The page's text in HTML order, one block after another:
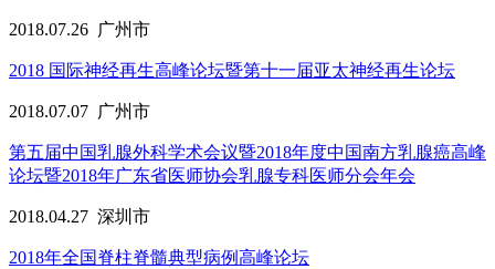
2018.07.26 广州市
2018 国际神经再生高峰论坛暨第十一届亚太神经再生论坛
2018.07.07 广州市
第五届中国乳腺外科学术会议暨2018年度中国南方乳腺癌高峰
论坛暨2018年广东省医师协会乳腺专科医师分会年会
2018.04.27 深圳市
2018年全国脊柱脊髓典型病例高峰论坛